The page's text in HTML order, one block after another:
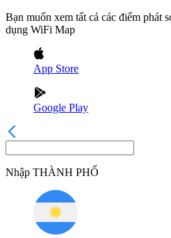
Bạn muốn xem tất cả các điểm phát
dụng WiFi Map
App Store
Google Play
Nhập THÀNH PHỐ